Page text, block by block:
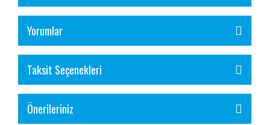
Yorumlar
Taksit Seçenekleri
Önerileriniz